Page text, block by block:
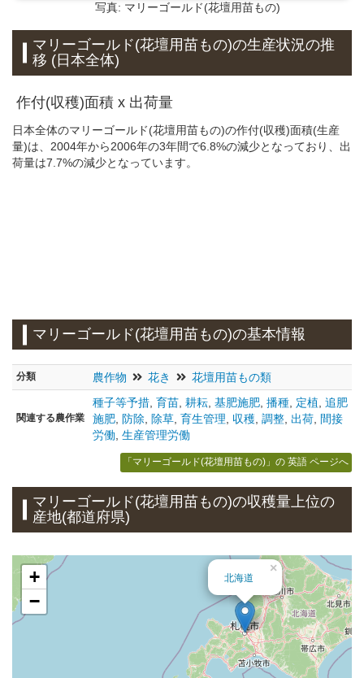
写真: マリーゴールド(花壇用苗もの)
マリーゴールド(花壇用苗もの)の生産状況の推
移 (日本全体)
作付(収穫)面積 x 出荷量
日本全体のマリーゴールド(花壇用苗もの)の作付(収穫)面積(生産
量)は、2004年から2006年の3年間で6.8%の減少となっており、出
荷量は7.7%の減少となっています。
マリーゴールド(花壇用苗もの)の基本情報
分類 農作物 花き 花壇用苗もの類
関連する農作業
種子等予措 育苗 耕耘 基肥施肥 播種 定植 追肥
施肥 防除 除草 育生管理 収穫 調整 出荷 間接
労働 生産管理労働
「マリーゴールド(花壇用苗もの)」の 英語 ページへ
マリーゴールド(花壇用苗もの)の収穫量上位の
産地(都道府県)
北海道
×
+
−